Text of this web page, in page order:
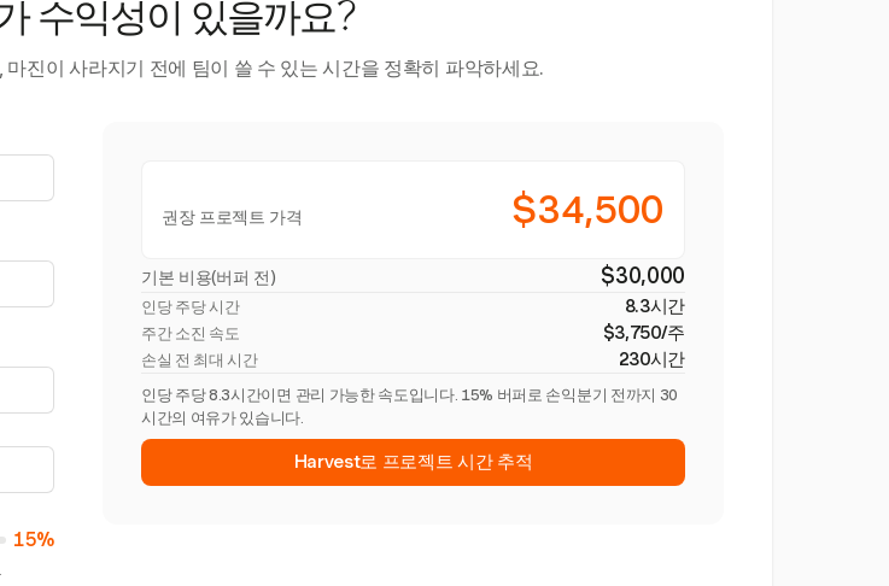
수익성이 있을까요?
진이 사라지기 전에 팀이 쓸 수 있는 시간을 정확히 파악하세요.
15%
권장 프로젝트 가격 $34,500
기본 비용(버퍼 전) $30,000
인당 주당 시간 8.3시간
주간 소진 속도 $3,750/주
손실 전 최대 시간 230시간
인당 주당 8.3시간이면 관리 가능한 속도입니다. 15% 버퍼로 손익분기 전까지 30
시간의 여유가 있습니다.
Harvest로 프로젝트 시간 추적